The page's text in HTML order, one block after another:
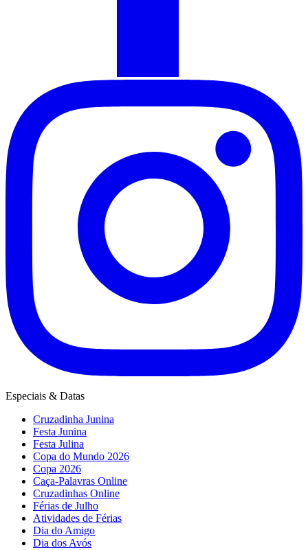
Especiais & Datas
Cruzadinha Junina
Festa Junina
Festa Julina
Copa do Mundo 2026
Copa 2026
Caça-Palavras Online
Cruzadinhas Online
Férias de Julho
Atividades de Férias
Dia do Amigo
Dia dos Avós